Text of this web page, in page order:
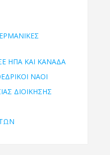
ΗΠΑ ΚΑΙ ΚΑΝΑΔΑ
ΝΑΟΊ
ΔΙΟΊΚΗΣΗΣ